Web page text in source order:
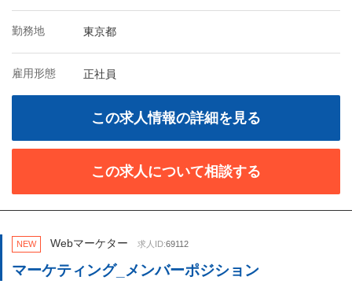
勤務地 東京都
雇用形態 正社員
この求人情報の詳細を見る
この求人について相談する
NEW Webマーケター 求人ID:69112
マーケティング_メンバーポジション